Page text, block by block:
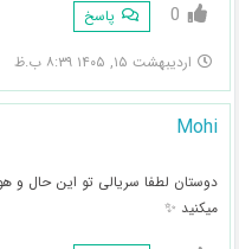
0 پاسخ
اردیبهشت ۱۵, ۱۴۰۵ ۸:۳۹ ب.ظ
Mohi
دوستان لطفا سریالی تو این حال و
میکنید ✨️